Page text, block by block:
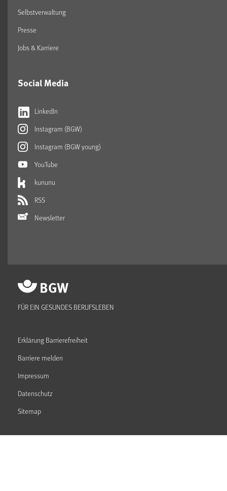
Selbstverwaltung
Presse
Jobs & Karriere
Social Media
LinkedIn
Instagram (BGW)
Instagram (BGW young)
YouTube
kununu
RSS
Newsletter
FÜR EIN GESUNDES BERUFSLEBEN
Erklärung Barrierefreiheit
Barriere melden
Impressum
Datenschutz
Sitemap